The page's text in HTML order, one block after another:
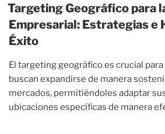
Targeting Geográfico para
Empresarial: Estrategias e
Éxito
El targeting geográfico es crucial
buscan expandirse de manera
mercados, permitiéndoles adaptar
ubicaciones específicas de manera